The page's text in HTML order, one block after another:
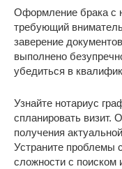
Оформление брака с
требующий
заверение
выполнено
убедиться в
Узнайте нотариус
спланировать визит.
получения
Устраните проблемы
сложности с поиском